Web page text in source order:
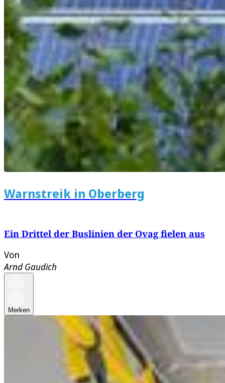
Warnstreik in Oberberg
Ein Drittel der Buslinien der Ovag fielen aus
Von
Arnd Gaudich
Merken